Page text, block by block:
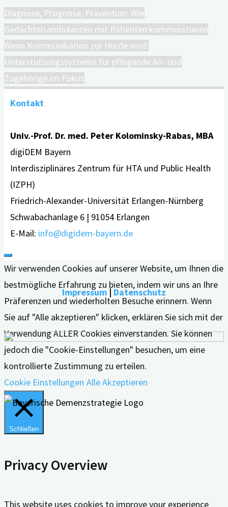
Diagnose, Prognose, Prävention: Wie
Gedächtnisambulanzen mit Patienten kommunizieren
Wenn Kommunikation zur Hürde wird:
Unterstützungssysteme für pflegende An- und
Zugehörige im Fokus
Kontakt
Univ.-Prof. Dr. med. Peter Kolominsky-Rabas, MBA
digiDEM Bayern
Interdisziplinäres Zentrum für HTA und Public Health
(IZPH)
Friedrich-Alexander-Universität Erlangen-Nürnberg
Schwabachanlage 6 | 91054 Erlangen
E-Mail: info@digidem-bayern.de
Impressum | Datenschutz
Wir verwenden Cookies auf unserer Website, um Ihnen die
bestmögliche Erfahrung zu bieten, indem wir uns an Ihre
Präferenzen und wiederholten Besuche erinnern. Wenn
Sie auf "Alle akzeptieren" klicken, erklären Sie sich mit der
Verwendung ALLER Cookies einverstanden. Sie können
jedoch die "Cookie-Einstellungen" besuchen, um eine
kontrollierte Zustimmung zu erteilen.
Cookie Einstellungen Alle Akzeptieren
Schließen
Privacy Overview
This website uses cookies to improve your experience